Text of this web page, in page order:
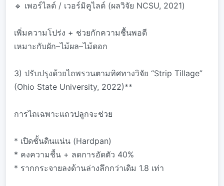
🔹 เพอร์ไลต์ / เวอร์มิคูไลต์ (ผลวิจัย NCSU, 2021)
เพิ่มความโปร่ง + ช่วยกักความชื้นพอดี
เหมาะกับผัก–ไม้ผล–ไม้ดอก
3) ปรับปรุงด้วยไถพรวนตามทิศทางวิจัย “Strip Tillage”
(Ohio State University, 2022)**
การไถเฉพาะแถวปลูกจะช่วย
* เปิดชั้นดินแน่น (Hardpan)
* คงความชื้น + ลดการอัดตัว 40%
* รากกระจายลงด้านล่างลึกกว่าเดิม 1.8 เท่า